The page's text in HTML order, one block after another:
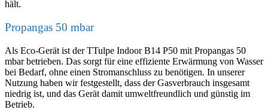
hält.
Propangas 50 mbar
Als Eco-Gerät ist der TTulpe Indoor B14 P50 mit Propangas 50
mbar betrieben. Das sorgt für eine effiziente Erwärmung von Wasser
bei Bedarf, ohne einen Stromanschluss zu benötigen. In unserer
Nutzung haben wir festgestellt, dass der Gasverbrauch insgesamt
niedrig ist, und das Gerät damit umweltfreundlich und günstig im
Betrieb.